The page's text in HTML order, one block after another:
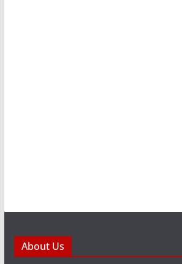
About Us